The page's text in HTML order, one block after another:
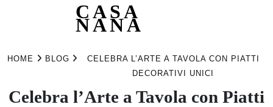
CASA
NANA
HOME BLOG
CELEBRA L’ARTE A TAVOLA CON PIATTI
DECORATIVI UNICI
Celebra l’Arte a Tavola con Piatti